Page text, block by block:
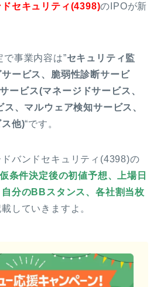
セキュリティ(4398)のIPOが新
事業内容は”セキュリティ監
ービス、脆弱性診断サービ
ービス(マネージドサービス、
、マルウェア検知サービス、
他)“です。
バンドセキュリティ(4398)の
条件決定後の初値予想、上場日
分のBBスタンス、各社割当枚
していきますよ。